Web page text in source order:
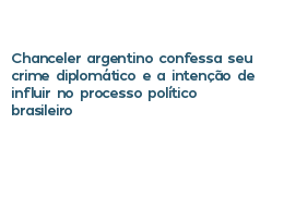
Chanceler argentino confessa seu
crime diplomático e a intenção de
influir no processo político
brasileiro